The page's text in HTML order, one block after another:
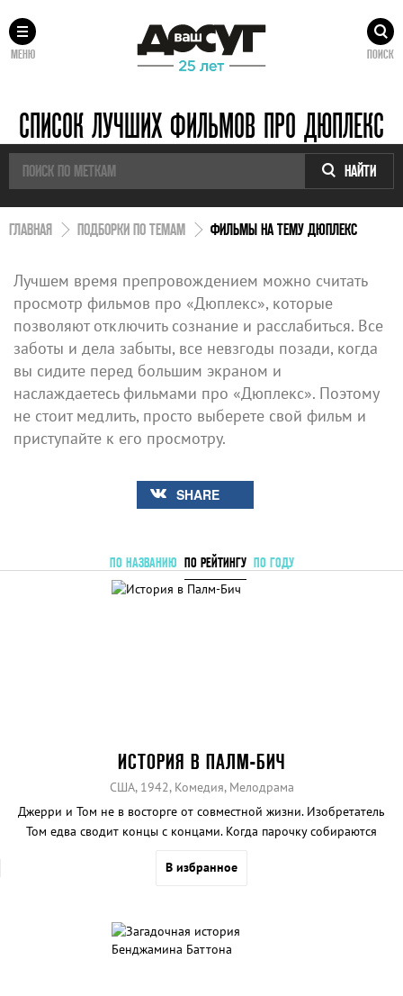
МЕНЮ ПОИСК
СПИСОК ЛУЧШИХ ФИЛЬМОВ ПРО ДЮПЛЕКС
НАЙТИ
ГЛАВНАЯ ПОДБОРКИ ПО ТЕМАМ ФИЛЬМЫ НА ТЕМУ ДЮПЛЕКС
Лучшем время препровождением можно считать
просмотр фильмов про «Дюплекс», которые
позволяют отключить сознание и расслабиться. Все
заботы и дела забыты, все невзгоды позади, когда
вы сидите перед большим экраном и
наслаждаетесь фильмами про «Дюплекс». Поэтому
не стоит медлить, просто выберете свой фильм и
приступайте к его просмотру.
SHARE
ПО НАЗВАНИЮ ПО РЕЙТИНГУ ПО ГОДУ
ИСТОРИЯ В ПАЛМ-БИЧ
США, 1942, Комедия, Мелодрама
Джерри и Том не в восторге от совместной жизни. Изобретатель
Том едва сводит концы с концами. Когда парочку собираются
$700 000 на начало новой жизни. Получив деньги, Джерри
В избранное